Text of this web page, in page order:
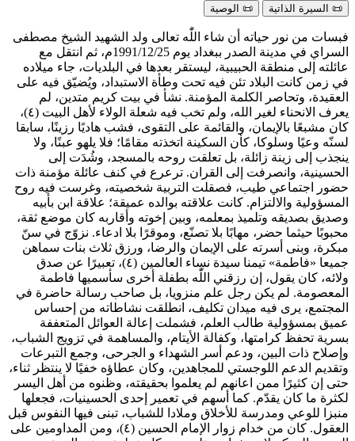
📜 السیرة الذاتیة 📜 الوصیة
فبسات من نور حياته أن شاء اللّٰه تعالى ولد الشهيد الشيخ مصطفى
السراي في مدينة الصدر ببغداد يوم 1991/12/25م، ثم انتقل مع
عائلته إلى منطقة الحبيبية، ليستقر بعدها في البلديات، جاء ميلاده
في زمن كانت البلاد تئن فيه تحت وطأة الاستبداد، ويُضيّق فيه على
العقيدة، وتحاصر الكلمة المؤمنة. نشأ في بيت كريم متدين، لم
يعرف الانحناء لغير الله، ولم تخب فيه شعلة الولاء لأهل البيت (٤)،
كان مشبعًا بالإيمان، والقائمة على التقوى، فشب هاديًا رزينًا، سابقا
لسنّه وعيًا وسلوكا، كأن السكينة اتخذته مقامًا؛ فلا يلهو عبنًا، ولا
ينجذب إلى زينة زائلة، بل تعلقت روحه بالمسجد، وشُدَت إلى
الحسينية، وانصرفت إلى القران. ترعرع في كنف عائلة مؤمنة ذات
حضور اجتماعي طيب، فصقلت التربية شخصيته، وغرست فيه روح
المسؤولية والالتزام. كانت علاقته بوالده عميقة؛ علاقة ابن بأبيه
وصديق بصديقه وتلميذ بمعلمه، وبين إخوته وأقاربه كان موضع ثقة،
محبوبًا حيثما حضر، مهابًا بلا تصنّع، وموقرًا بلا ادعاء. نزوّج في سنّ
مبكرة، وبنى أسرته على الإيمان والرضا، ورزق ثلاث بنات سماهن
جميعا «فاطمة» تيمنا سيدة نساء العالمين (٤)، تعبيرًا عن صدق
ولائه، كان يقول، إن رزقني اللّٰه بطفلة أخرى سأسميها فاطمة
المعصومة. لم يكن رجل علم منزويا، بل صاحب رسالة حاضرة في
المجتمع، يرى فيه ميدان تكليف، انطلقت نشاطاته من إحساس
عميق بمسؤولية طالب العلم، فشملت إعالة العوائل المتعففة
بسرية تحفظ كرامتها، وكفالة الأيتام، والمساهمة في تزويج الشباب،
وإصلاح ذات البين، ودعم أسر الشهداء و الجرحى، وجمع التبرعات
وتقديم الدعم اللوجستي للمجاهدين، وكان عطاؤه خفيًا لا ينتظر ثناء،
حتى إن كثيرًا ممن اعانهم لم يعلموا بحقيقته، وظنوه من أهل اليسر
لكثرة ما كان يقدّم. كما أسهم في تعمير إحدى الحسينيات، فجعلها
منبزا للوعي ومدرسة للأخلاق وملادا للشباب، تبنى فيها النفوس قبل
العقول. كان من خدام زوار الإمام الحسين (٤)، ومن المداومين على